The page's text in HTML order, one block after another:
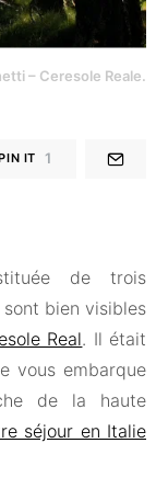
– Ceresole Reale.
IT 1
de trois
bien visibles
Real. Il était
vous embarque
de la haute
séjour en Italie